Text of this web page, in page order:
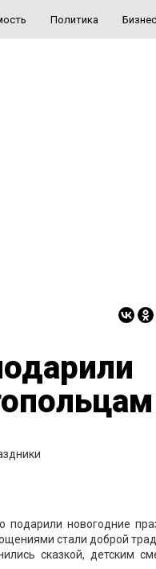
Политика Бизнес
подарили новогодние
стали доброй
сказкой, детским